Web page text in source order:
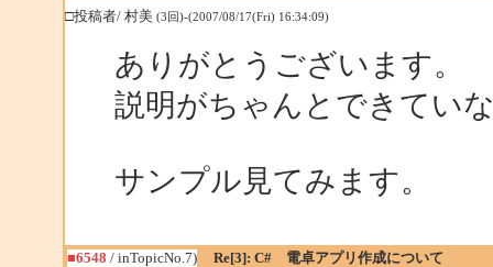
□投稿者/ 村美 (3回)-(2007/08/17(Fri) 16:34:09)
ありがとうございます。
説明がちゃんとできてい
サンプル見てみます。
■6548 / inTopicNo.7) Re[3]: C# 電卓アプリ作成について